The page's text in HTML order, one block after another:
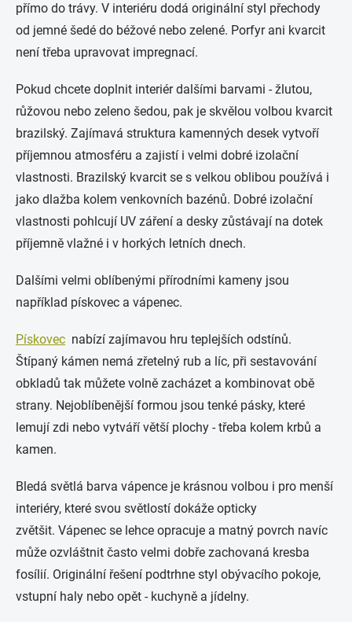
přímo do trávy. V interiéru dodá originální styl přechody
od jemné šedé do béžové nebo zelené. Porfyr ani kvarcit
není třeba upravovat impregnací.
Pokud chcete doplnit interiér dalšími barvami - žlutou,
růžovou nebo zeleno šedou, pak je skvělou volbou kvarcit
brazilský. Zajímavá struktura kamenných desek vytvoří
příjemnou atmosféru a zajistí i velmi dobré izolační
vlastnosti. Brazilský kvarcit se s velkou oblibou používá i
jako dlažba kolem venkovních bazénů. Dobré izolační
vlastnosti pohlcují UV záření a desky zůstávají na dotek
příjemně vlažné i v horkých letních dnech.
Dalšími velmi oblíbenými přírodními kameny jsou
například pískovec a vápenec.
Pískovec nabízí zajímavou hru teplejších odstínů.
Štípaný kámen nemá zřetelný rub a líc, při sestavování
obkladů tak můžete volně zacházet a kombinovat obě
strany. Nejoblíbenější formou jsou tenké pásky, které
lemují zdi nebo vytváří větší plochy - třeba kolem krbů a
kamen.
Bledá světlá barva vápence je krásnou volbou i pro menší
interiéry, které svou světlostí dokáže opticky
zvětšit. Vápenec se lehce opracuje a matný povrch navíc
může ozvláštnit často velmi dobře zachovaná kresba
fosílií. Originální řešení podtrhne styl obývacího pokoje,
vstupní haly nebo opět - kuchyně a jídelny.